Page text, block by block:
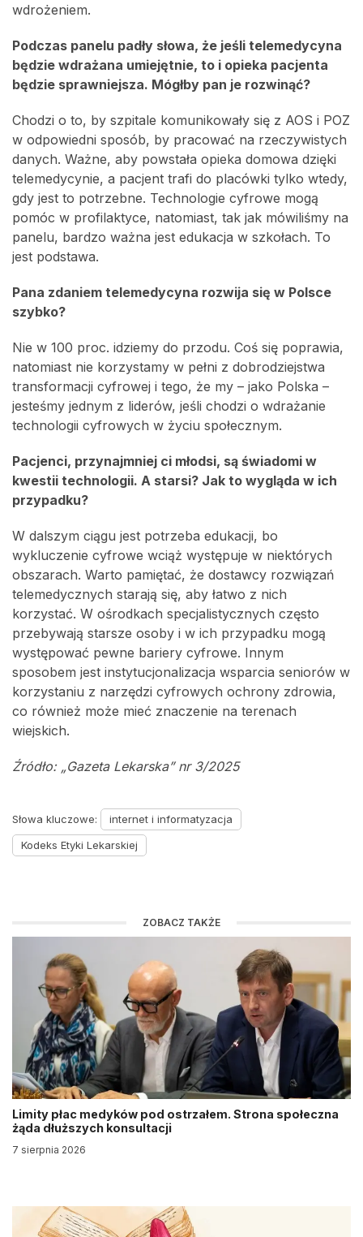
wdrożeniem.
Podczas panelu padły słowa, że jeśli telemedycyna
będzie wdrażana umiejętnie, to i opieka pacjenta
będzie sprawniejsza. Mógłby pan je rozwinąć?
Chodzi o to, by szpitale komunikowały się z AOS i POZ
w odpowiedni sposób, by pracować na rzeczywistych
danych. Ważne, aby powstała opieka domowa dzięki
telemedycynie, a pacjent trafi do placówki tylko wtedy,
gdy jest to potrzebne. Technologie cyfrowe mogą
pomóc w profilaktyce, natomiast, tak jak mówiliśmy na
panelu, bardzo ważna jest edukacja w szkołach. To
jest podstawa.
Pana zdaniem telemedycyna rozwija się w Polsce
szybko?
Nie w 100 proc. idziemy do przodu. Coś się poprawia,
natomiast nie korzystamy w pełni z dobrodziejstwa
transformacji cyfrowej i tego, że my – jako Polska –
jesteśmy jednym z liderów, jeśli chodzi o wdrażanie
technologii cyfrowych w życiu społecznym.
Pacjenci, przynajmniej ci młodsi, są świadomi w
kwestii technologii. A starsi? Jak to wygląda w ich
przypadku?
W dalszym ciągu jest potrzeba edukacji, bo
wykluczenie cyfrowe wciąż występuje w niektórych
obszarach. Warto pamiętać, że dostawcy rozwiązań
telemedycznych starają się, aby łatwo z nich
korzystać. W ośrodkach specjalistycznych często
przebywają starsze osoby i w ich przypadku mogą
występować pewne bariery cyfrowe. Innym
sposobem jest instytucjonalizacja wsparcia seniorów w
korzystaniu z narzędzi cyfrowych ochrony zdrowia,
co również może mieć znaczenie na terenach
wiejskich.
Źródło: „Gazeta Lekarska” nr 3/2025
Słowa kluczowe:
internet i informatyzacja
Kodeks Etyki Lekarskiej
ZOBACZ TAKŻE
Limity płac medyków pod ostrzałem. Strona społeczna
żąda dłuższych konsultacji
7 sierpnia 2026